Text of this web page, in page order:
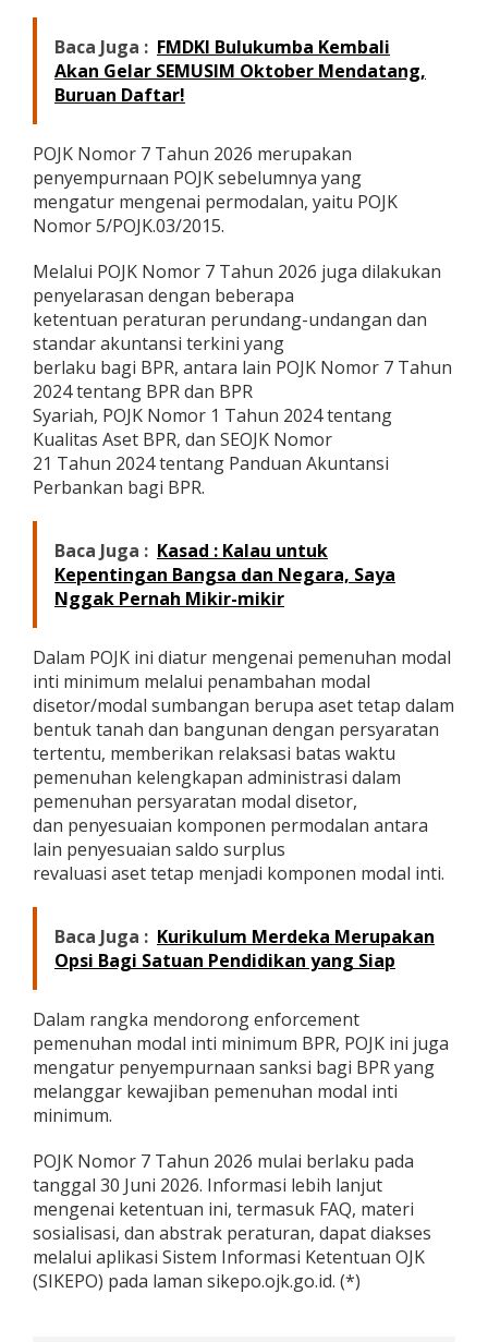
m
e
n
u
a
n
M
o
d
l
I
n
t
i
M
i
n
i
m
u
m
B
Baca Juga : FMDKI Bulukumba Kembali
Akan Gelar SEMUSIM Oktober Mendatang,
Buruan Daftar!
POJK Nomor 7 Tahun 2026 merupakan
penyempurnaan POJK sebelumnya yang
mengatur mengenai permodalan, yaitu POJK
Nomor 5/POJK.03/2015.
Melalui POJK Nomor 7 Tahun 2026 juga dilakukan
penyelarasan dengan beberapa
ketentuan peraturan perundang-undangan dan
standar akuntansi terkini yang
berlaku bagi BPR, antara lain POJK Nomor 7 Tahun
2024 tentang BPR dan BPR
Syariah, POJK Nomor 1 Tahun 2024 tentang
Kualitas Aset BPR, dan SEOJK Nomor
21 Tahun 2024 tentang Panduan Akuntansi
Perbankan bagi BPR.
Baca Juga : Kasad : Kalau untuk
Kepentingan Bangsa dan Negara, Saya
Nggak Pernah Mikir-mikir
Dalam POJK ini diatur mengenai pemenuhan modal
inti minimum melalui penambahan modal
disetor/modal sumbangan berupa aset tetap dalam
bentuk tanah dan bangunan dengan persyaratan
tertentu, memberikan relaksasi batas waktu
pemenuhan kelengkapan administrasi dalam
pemenuhan persyaratan modal disetor,
dan penyesuaian komponen permodalan antara
lain penyesuaian saldo surplus
revaluasi aset tetap menjadi komponen modal inti.
Baca Juga : Kurikulum Merdeka Merupakan
Opsi Bagi Satuan Pendidikan yang Siap
Dalam rangka mendorong enforcement
pemenuhan modal inti minimum BPR, POJK ini juga
mengatur penyempurnaan sanksi bagi BPR yang
melanggar kewajiban pemenuhan modal inti
minimum.
POJK Nomor 7 Tahun 2026 mulai berlaku pada
tanggal 30 Juni 2026. Informasi lebih lanjut
mengenai ketentuan ini, termasuk FAQ, materi
sosialisasi, dan abstrak peraturan, dapat diakses
melalui aplikasi Sistem Informasi Ketentuan OJK
(SIKEPO) pada laman sikepo.ojk.go.id. (*)